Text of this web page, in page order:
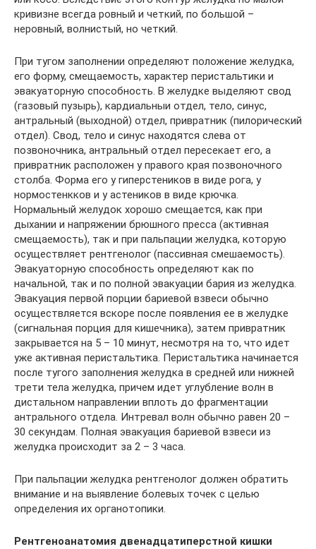
кривизне всегда ровный и четкий, по большой –
неровный, волнистый, но четкий.
При тугом заполнении определяют положение желудка,
его форму, смещаемость, характер перистальтики и
эвакуаторную способность. В желудке выделяют свод
(газовый пузырь), кардиальныи отдел, тело, синус,
антральный (выходной) отдел, привратник (пилорический
отдел). Свод, тело и синус находятся слева от
позвоночника, антральный отдел пересекает его, а
привратник расположен у правого края позвоночного
столба. Форма его у гиперстеников в виде рога, у
нормостенкков и у астеников в виде крючка.
Нормальный желудок хорошо смещается, как при
дыхании и напряжении брюшного пресса (активная
смещаемость), так и при пальпации желудка, которую
осуществляет рентгенолог (пассивная смешаемость).
Эвакуаторную способность определяют как по
начальной, так и по полной эвакуации бария из желудка.
Эвакуация первой порции бариевой взвеси обычно
осуществляется вскоре после появления ее в желудке
(сигнальная порция для кишечника), затем привратник
закрывается на 5 – 10 минут, несмотря на то, что идет
уже активная перистальтика. Перистальтика начинается
после тугого заполнения желудка в средней или нижней
трети тела желудка, причем идет углубление волн в
дистальном направлении вплоть до фрагментации
антрального отдела. Интревал волн обычно равен 20 –
30 секундам. Полная эвакуация бариевой взвеси из
желудка происходит за 2 – 3 часа.
При пальпации желудка рентгенолог должен обратить
внимание и на выявление болевых точек с целью
определения их органотопики.
Рентгеноанатомия двенадцатиперстной кишки